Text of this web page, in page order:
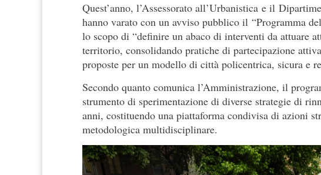
Quest’anno, l’Assessorato all’Urbanistica e il
hanno varato con un avviso pubblico il “Programma
lo scopo di “definire un abaco di interventi da attuare
territorio, consolidando pratiche di partecipazione
proposte per un modello di città policentrica, sicura e
Secondo quanto comunica l’Amministrazione, il
strumento di sperimentazione di diverse strategie di
anni, costituendo una piattaforma condivisa di azioni
metodologica multidisciplinare.